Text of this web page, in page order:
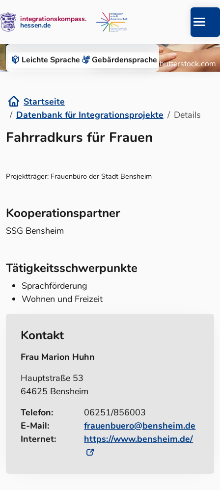
Leichte Sprache Gebärden­sprache
Zum Inhalt springen
integrationskompass.
hessen.de
Datenbank für Integrationsprojekte
© Roman Chazov/Shutterstock.com
Startseite
Datenbank für Integrationsprojekte
Details
Details
Fahrradkurs für Frauen
Projektträger: Frauenbüro der Stadt Bensheim
Kooperationspartner
SSG Bensheim
Tätigkeitsschwerpunkte
Sprachförderung
Wohnen und Freizeit
Kontakt
Frau Marion Huhn
Hauptstraße 53
64625 Bensheim
Telefon:
06251/856003
E-Mail:
frauenbuero@bensheim.de
Internet:
https://www.bensheim.de/